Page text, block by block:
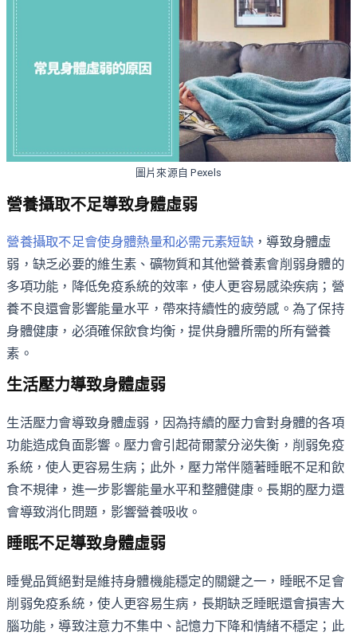
圖片來源自 Pexels
營養攝取不足導致身體虛弱
營養攝取不足會使身體熱量和必需元素短缺，導致身體虛
弱，缺乏必要的維生素、礦物質和其他營養素會削弱身體的
多項功能，降低免疫系統的效率，使人更容易感染疾病；營
養不良還會影響能量水平，帶來持續性的疲勞感。為了保持
身體健康，必須確保飲食均衡，提供身體所需的所有營養
素。
生活壓力導致身體虛弱
生活壓力會導致身體虛弱，因為持續的壓力會對身體的各項
功能造成負面影響。壓力會引起荷爾蒙分泌失衡，削弱免疫
系統，使人更容易生病；此外，壓力常伴隨著睡眠不足和飲
食不規律，進一步影響能量水平和整體健康。長期的壓力還
會導致消化問題，影響營養吸收。
睡眠不足導致身體虛弱
睡覺品質絕對是維持身體機能穩定的關鍵之一，睡眠不足會
削弱免疫系統，使人更容易生病，長期缺乏睡眠還會損害大
腦功能，導致注意力不集中、記憶力下降和情緒不穩定；此